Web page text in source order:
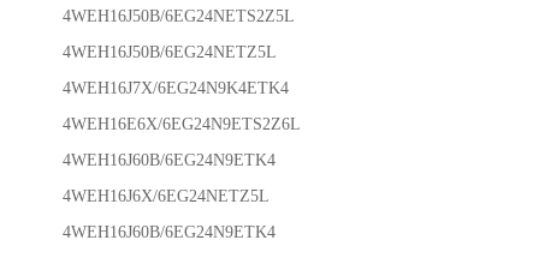
4WEH16J50B/6EG24NETS2Z5L
4WEH16J50B/6EG24NETZ5L
4WEH16J7X/6EG24N9K4ETK4
4WEH16E6X/6EG24N9ETS2Z6L
4WEH16J60B/6EG24N9ETK4
4WEH16J6X/6EG24NETZ5L
4WEH16J60B/6EG24N9ETK4